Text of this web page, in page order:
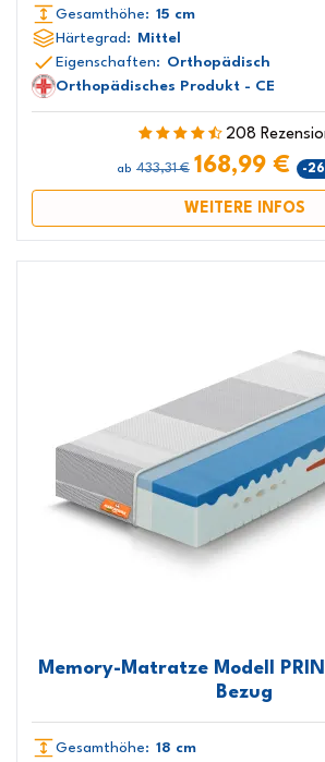
Gesamthöhe: 15 cm
Härtegrad:
Mittel
Eigenschaften: Orthopädisch
Orthopädisches Produkt - CE
208
ab 433,31 € 168,99 € -
WEITERE INFOS
Memory-Matratze Modell
Bezug
Gesamthöhe: 18 cm